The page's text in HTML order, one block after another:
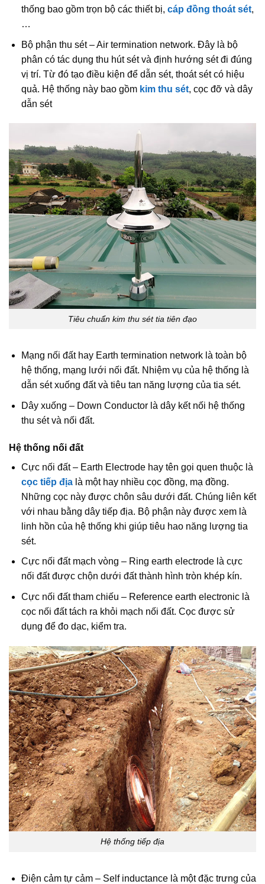
thống bao gồm trọn bộ các thiết bị, cáp đồng thoát sét,
…
Bộ phận thu sét – Air termination network. Đây là bộ
phân có tác dụng thu hút sét và định hướng sét đi đúng
vị trí. Từ đó tạo điều kiện để dẫn sét, thoát sét có hiệu
quả. Hệ thống này bao gồm kim thu sét, cọc đỡ và dây
dẫn sét
Tiêu chuẩn kim thu sét tia tiên đạo
Mạng nối đất hay Earth termination network là toàn bộ
hệ thống, mạng lưới nối đất. Nhiệm vụ của hệ thống là
dẫn sét xuống đất và tiêu tan năng lượng của tia sét.
Dây xuống – Down Conductor là dây kết nối hệ thống
thu sét và nối đất.
Hệ thống nối đất
Cực nối đất – Earth Electrode hay tên gọi quen thuộc là
cọc tiếp địalà một hay nhiều cọc đồng, mạ đồng.
Những cọc này được chôn sâu dưới đất. Chúng liên kết
với nhau bằng dây tiếp địa. Bộ phận này được xem là
linh hồn của hệ thống khi giúp tiêu hao năng lượng tia
sét.
Cực nối đất mạch vòng – Ring earth electrode là cực
nối đất được chộn dưới đất thành hình tròn khép kín.
Cực nối đất tham chiếu – Reference earth electronic là
cọc nối đất tách ra khỏi mạch nối đất. Cọc được sử
dụng để đo dạc, kiểm tra.
Hệ thống tiếp địa
Điện cảm tự cảm – Self inductance là một đặc trưng của